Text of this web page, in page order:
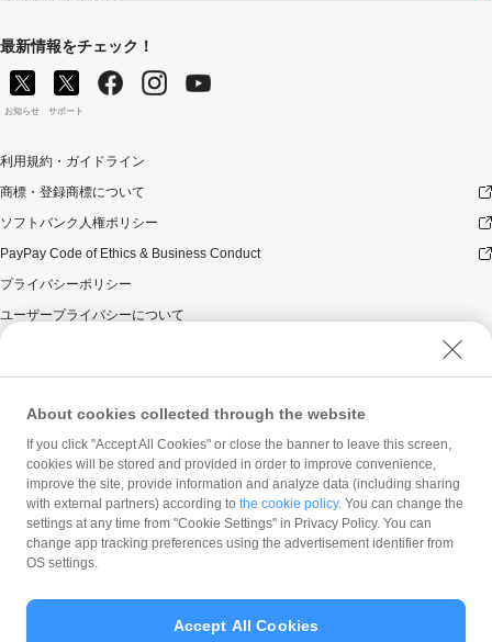
最新情報をチェック！
お知らせ サポート
利用規約・ガイドライン
商標・登録商標について
ソフトバンク人権ポリシー
PayPay Code of Ethics & Business Conduct
プライバシーポリシー
ユーザープライバシーについて
ウェブサイト利用規約
反社会的勢力に対する方針
勧誘方針
マネロン等基本方針
カスタマーハラスメントに関する当社の考え方
About cookies collected through the website
If you click "Accept All Cookies" or close the banner to leave this screen,
cookies will be stored and provided in order to improve convenience,
improve the site, provide information and analyze data (including sharing
with external partners) according to the cookie policy. You can change the
settings at any time from "Cookie Settings" in Privacy Policy. You can
change app tracking preferences using the advertisement identifier from
OS settings.
Accept All Cookies